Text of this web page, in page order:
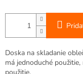
Doska na skladanie
má jednoduché